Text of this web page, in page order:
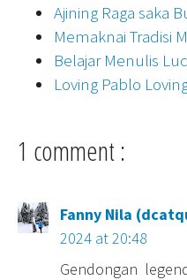
Ajining Raga saka
Memaknai Tradisi
Belajar Menulis
Loving Pablo
1 comment :
Fanny Nila
2024 at 20:48
Gendongan